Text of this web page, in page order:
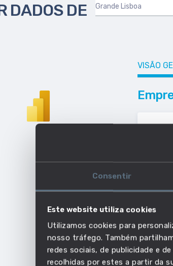
Consentir
Este website utiliza cookies
Utilizamos cookies para
nosso tráfego. Também
redes sociais, de publicidade e
recolhidas por estes a partir da
DADOS DE Grande Lisboa
VISÃO